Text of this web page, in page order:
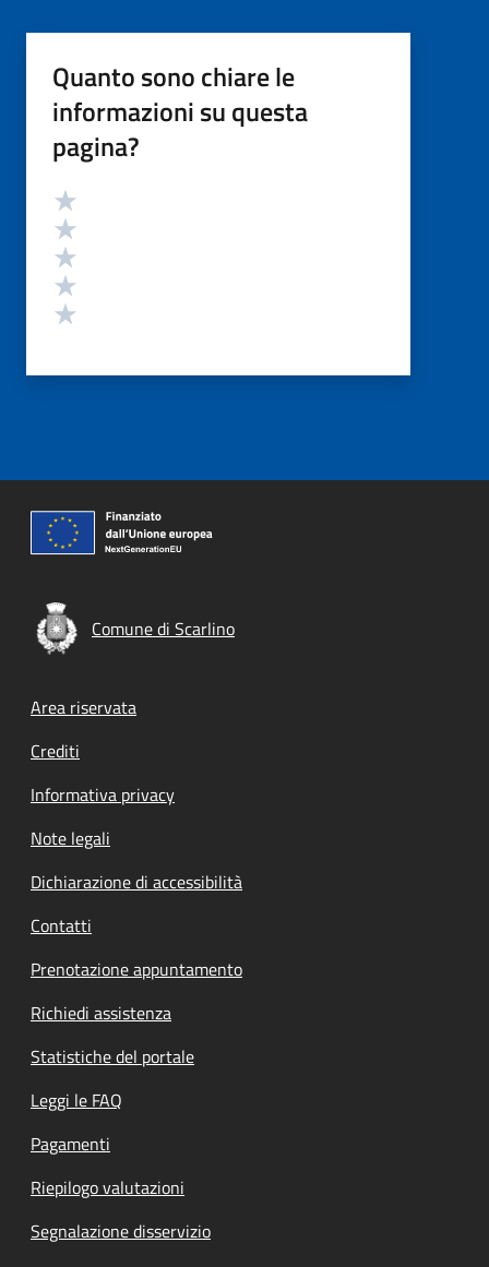
Quanto sono chiare le
informazioni su questa
pagina?
Valutazione
Comune di Scarlino
Footer menu
Area riservata
Crediti
Informativa privacy
Note legali
Dichiarazione di accessibilità
Contatti
Prenotazione appuntamento
Richiedi assistenza
Statistiche del portale
Leggi le FAQ
Pagamenti
Riepilogo valutazioni
Segnalazione disservizio